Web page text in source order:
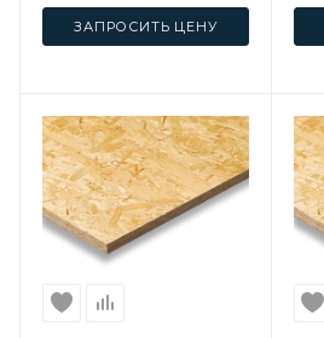
ЗАПРОСИТЬ ЦЕНУ